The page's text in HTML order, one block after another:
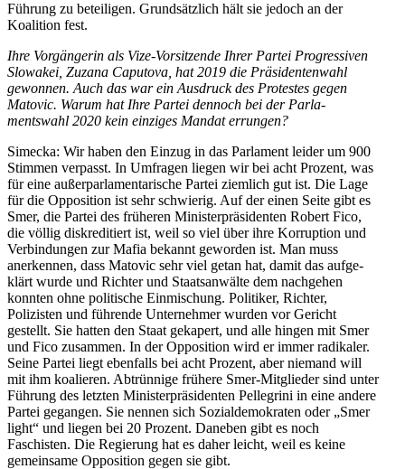
Führung zu betei­ligen. Grund­sätzlich hält sie jedoch an der
Koalition fest.
Ihre Vorgän­gerin als Vize-Vorsit­zende Ihrer Partei Progres­siven
Slowakei, Zuzana Caputova, hat 2019 die Präsi­den­tenwahl
gewonnen. Auch das war ein Ausdruck des Protestes gegen
Matovic. Warum hat Ihre Partei dennoch bei der Parla­
mentswahl 2020 kein einziges Mandat errungen?
Simecka: Wir haben den Einzug in das Parlament leider um 900
Stimmen verpasst. In Umfragen liegen wir bei acht Prozent, was
für eine außer­par­la­men­ta­rische Partei ziemlich gut ist. Die Lage
für die Opposition ist sehr schwierig. Auf der einen Seite gibt es
Smer, die Partei des früheren Minis­ter­prä­si­denten Robert Fico,
die völlig diskre­di­tiert ist, weil so viel über ihre Korruption und
Verbin­dungen zur Mafia bekannt geworden ist. Man muss
anerkennen, dass Matovic sehr viel getan hat, damit das aufge­
klärt wurde und Richter und Staats­an­wälte dem nachgehen
konnten ohne politische Einmi­schung. Politiker, Richter,
Polizisten und führende Unter­nehmer wurden vor Gericht
gestellt. Sie hatten den Staat gekapert, und alle hingen mit Smer
und Fico zusammen. In der Opposition wird er immer radikaler.
Seine Partei liegt ebenfalls bei acht Prozent, aber niemand will
mit ihm koalieren. Abtrünnige frühere Smer-Mitglieder sind unter
Führung des letzten Minis­ter­prä­si­denten Pelle­grini in eine andere
Partei gegangen. Sie nennen sich Sozial­de­mo­kraten oder „Smer
light“ und liegen bei 20 Prozent. Daneben gibt es noch
Faschisten. Die Regierung hat es daher leicht, weil es keine
gemeinsame Opposition gegen sie gibt.